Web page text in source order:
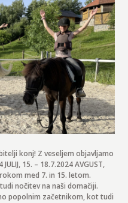
konj! Z veseljem objavljamo
15. – 18.7.2024 AVGUST,
med 7. in 15. letom.
nočitev na naši domačiji.
popolnim začetnikom, kot tudi